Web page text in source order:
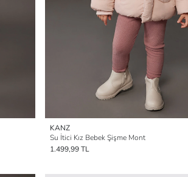
KANZ
Su İtici Kız Bebek Şişme Mont
1.499,99 TL